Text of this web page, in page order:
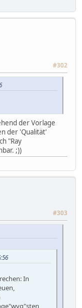
#302
der Vorlage
der 'Qualität'
"Ray
;))
#303
In